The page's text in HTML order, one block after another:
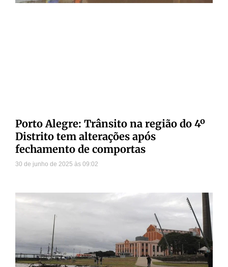
Porto Alegre: Trânsito na região do 4º
Distrito tem alterações após
fechamento de comportas
30 de junho de 2025 09:02